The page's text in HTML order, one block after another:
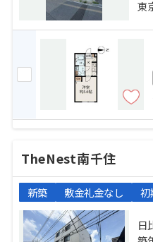
東
TheNest南千住
新築 敷金礼金なし 初
日